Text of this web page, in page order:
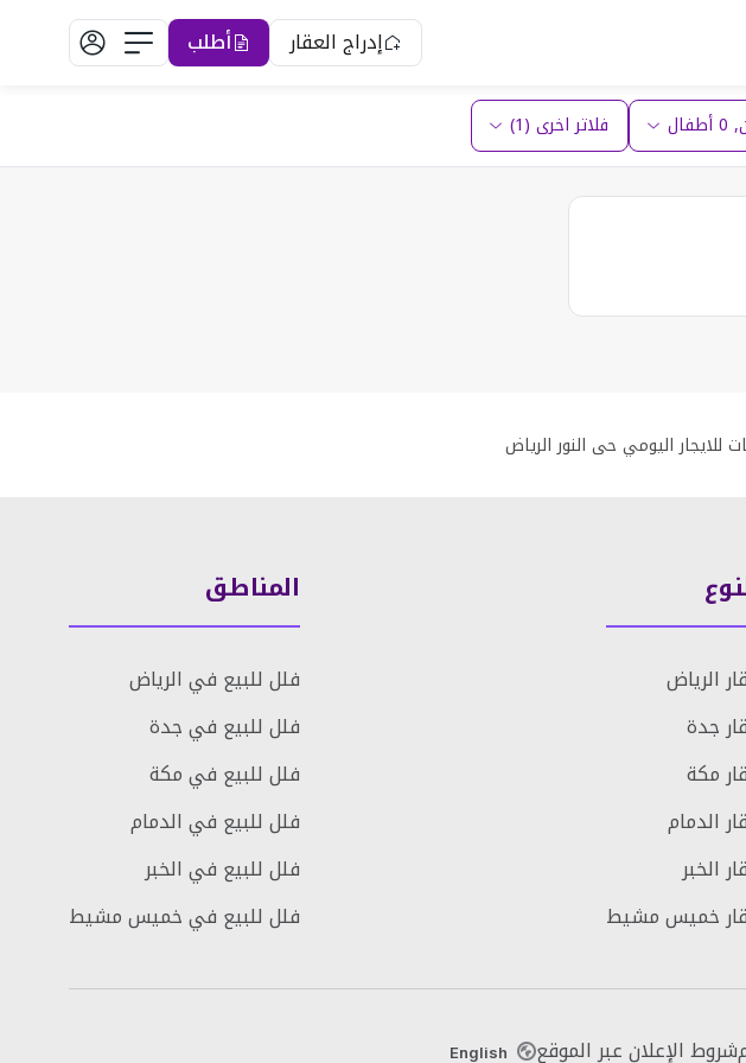
إدراج العقار أطلب
,
0أطفال فلاتر اخرى (1)
للايجار اليومي حى النور الرياض
الرياض
جدة
مكة
الدمام
الخبر
خميس مشيط
المناطق
فلل للبيع في الرياض
فلل للبيع في جدة
فلل للبيع في مكة
فلل للبيع في الدمام
فلل للبيع في الخبر
فلل للبيع في خميس مشيط
شروط الإعلان عبر الموقع English